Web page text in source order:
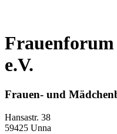
e.V.
Frauen- und
Hansastr. 38
59425 Unna